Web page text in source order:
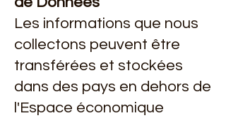
Les informations que nous
collectons peuvent être
transférées et stockées
dans des pays en dehors de
l'Espace économique